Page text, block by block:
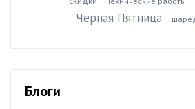
Чёрная Пятница
Блоги